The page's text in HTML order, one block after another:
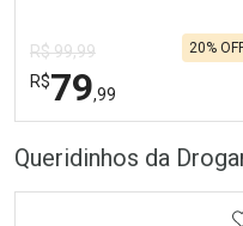
R$ 99,99
R$79,99
20%
Queridinhos da